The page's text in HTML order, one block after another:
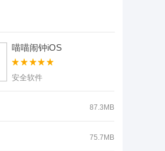
喵喵闹钟iOS
安全软件
87.3MB
75.7MB